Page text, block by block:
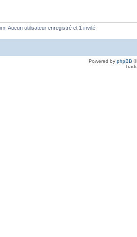
Aucun utilisateur enregistré et 1 invité
Powered by phpBB